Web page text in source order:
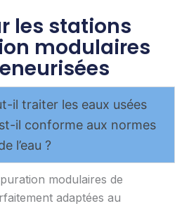
les stations
modulaires
il traiter les eaux usées
il conforme aux normes
l’eau ?
modulaires de
adaptées au